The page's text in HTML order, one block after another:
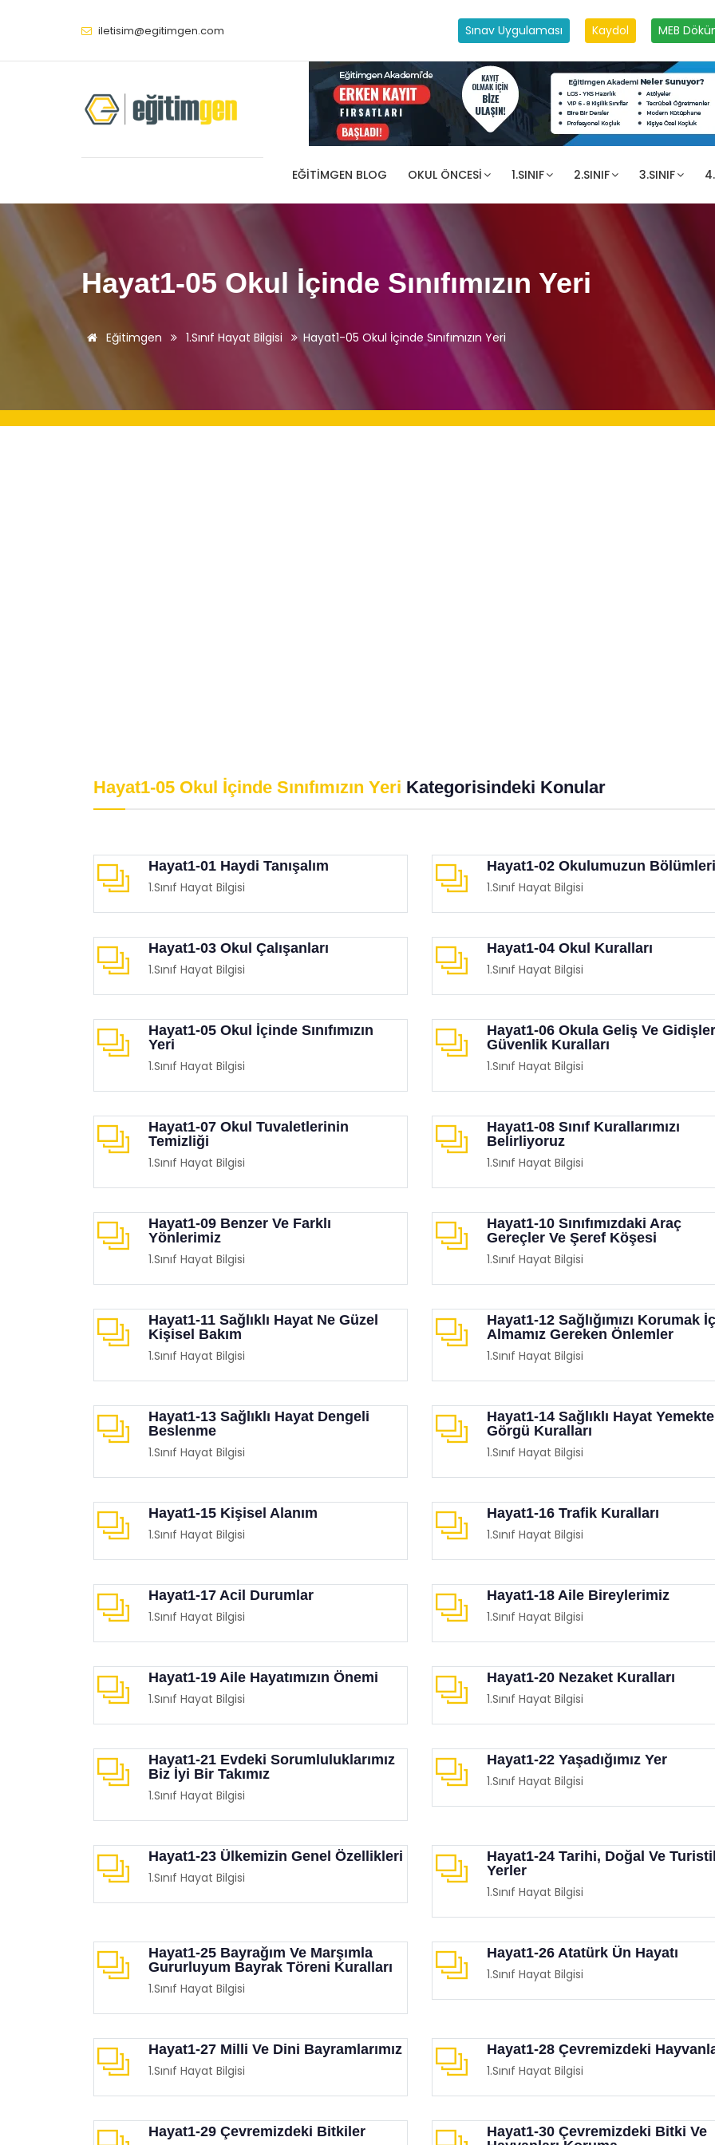
iletisim@egitimgen.com Sınav Uygulaması Kaydol MEB
EĞITIMGEN BLOG OKUL ÖNCESI 1.SINIF 2.SINIF 3.SINIF
Hayat1-05 Okul İçinde Sınıfımızın Yeri
Eğitimgen 1.Sınıf Hayat Bilgisi Hayat1-05 Okul İçinde Sınıfımızın Yeri
Hayat1-05 Okul İçinde Sınıfımızın Yeri Kategorisindeki Konular
Hayat1-01 Haydi Tanışalım
1.Sınıf Hayat Bilgisi
Hayat1-02 Okulumuzun Bölümleri
1.Sınıf Hayat Bilgisi
Hayat1-03 Okul Çalışanları
1.Sınıf Hayat Bilgisi
Hayat1-04 Okul Kuralları
1.Sınıf Hayat Bilgisi
Hayat1-05 Okul İçinde Sınıfımızın
Yeri
1.Sınıf Hayat Bilgisi
Hayat1-06 Okula Geliş Ve
Güvenlik Kuralları
1.Sınıf Hayat Bilgisi
Hayat1-07 Okul Tuvaletlerinin
Temizliği
1.Sınıf Hayat Bilgisi
Hayat1-08 Sınıf Kurallarımızı
Belirliyoruz
1.Sınıf Hayat Bilgisi
Hayat1-09 Benzer Ve Farklı
Yönlerimiz
1.Sınıf Hayat Bilgisi
Hayat1-10 Sınıfımızdaki Araç
Gereçler Ve Şeref Köşesi
1.Sınıf Hayat Bilgisi
Hayat1-11 Sağlıklı Hayat Ne Güzel
Kişisel Bakım
1.Sınıf Hayat Bilgisi
Hayat1-12 Sağlığımızı Korumak
Almamız Gereken Önlemler
1.Sınıf Hayat Bilgisi
Hayat1-13 Sağlıklı Hayat Dengeli
Beslenme
1.Sınıf Hayat Bilgisi
Hayat1-14 Sağlıklı Hayat Yemekte
Görgü Kuralları
1.Sınıf Hayat Bilgisi
Hayat1-15 Kişisel Alanım
1.Sınıf Hayat Bilgisi
Hayat1-16 Trafik Kuralları
1.Sınıf Hayat Bilgisi
Hayat1-17 Acil Durumlar
1.Sınıf Hayat Bilgisi
Hayat1-18 Aile Bireylerimiz
1.Sınıf Hayat Bilgisi
Hayat1-19 Aile Hayatımızın Önemi
1.Sınıf Hayat Bilgisi
Hayat1-20 Nezaket Kuralları
1.Sınıf Hayat Bilgisi
Hayat1-21 Evdeki Sorumluluklarımız
Biz İyi Bir Takımız
1.Sınıf Hayat Bilgisi
Hayat1-22 Yaşadığımız Yer
1.Sınıf Hayat Bilgisi
Hayat1-23 Ülkemizin Genel Özellikleri
1.Sınıf Hayat Bilgisi
Hayat1-24 Tarihi, Doğal Ve
Yerler
1.Sınıf Hayat Bilgisi
Hayat1-25 Bayrağım Ve Marşımla
Gururluyum Bayrak Töreni Kuralları
1.Sınıf Hayat Bilgisi
Hayat1-26 Atatürk Ün Hayatı
1.Sınıf Hayat Bilgisi
Hayat1-27 Milli Ve Dini Bayramlarımız
1.Sınıf Hayat Bilgisi
Hayat1-28 Çevremizdeki
1.Sınıf Hayat Bilgisi
Hayat1-29 Çevremizdeki Bitkiler
Hayat1-30 Çevremizdeki Bitki Ve
Eğitimgen /Oyun Köşesi Eğitimgen /Oyun Köşesi Eğitimgen /Oyun Köşesi
Çocuklarınızla Birlikte
İzleyebileceğiniz Animasyon
Filmleri
Eğitimgen /Film Köşesi
Film Etkinliği (İnsan Hakları Ve
Demokrasi Haftası)
Eğitimgen / Film Köşesi
Eğitimciler Ve
Mutlaka İzlemesi Gereken
Birbirinden Etkileyici 15